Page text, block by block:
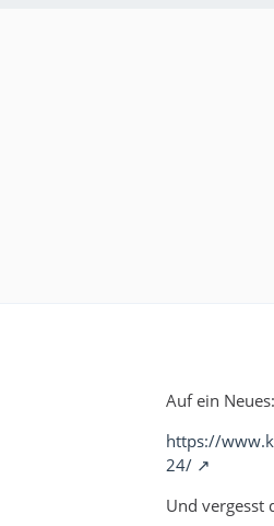
Auf ein Neues:
https://
24/
Und vergesst